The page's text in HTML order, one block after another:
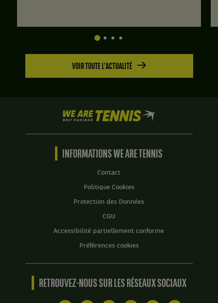
VOIR TOUTE L'ACTUALITÉ
We
are
Tennis
BNP
Accueil
INFORMATIONS WE ARE TENNIS
Contact
Politique Cookies
Protection des Données
CGU
Accessibilité partiellement conforme
Préférences cookies
RETROUVEZ-NOUS SUR LES RÉSEAUX SOCIAUX